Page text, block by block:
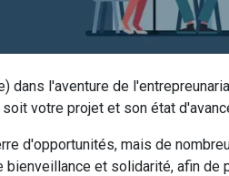
dans l'aventure de
votre projet et son état
d'opportunités, mais de
bienveillance et solidarité, afin